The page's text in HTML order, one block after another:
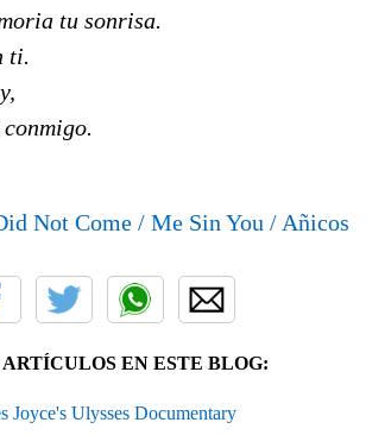
tu sonrisa.
ti.
Not Come / Me Sin You / Añicos
ARTÍCULOS EN ESTE BLOG:
Joyce's Ulysses Documentary